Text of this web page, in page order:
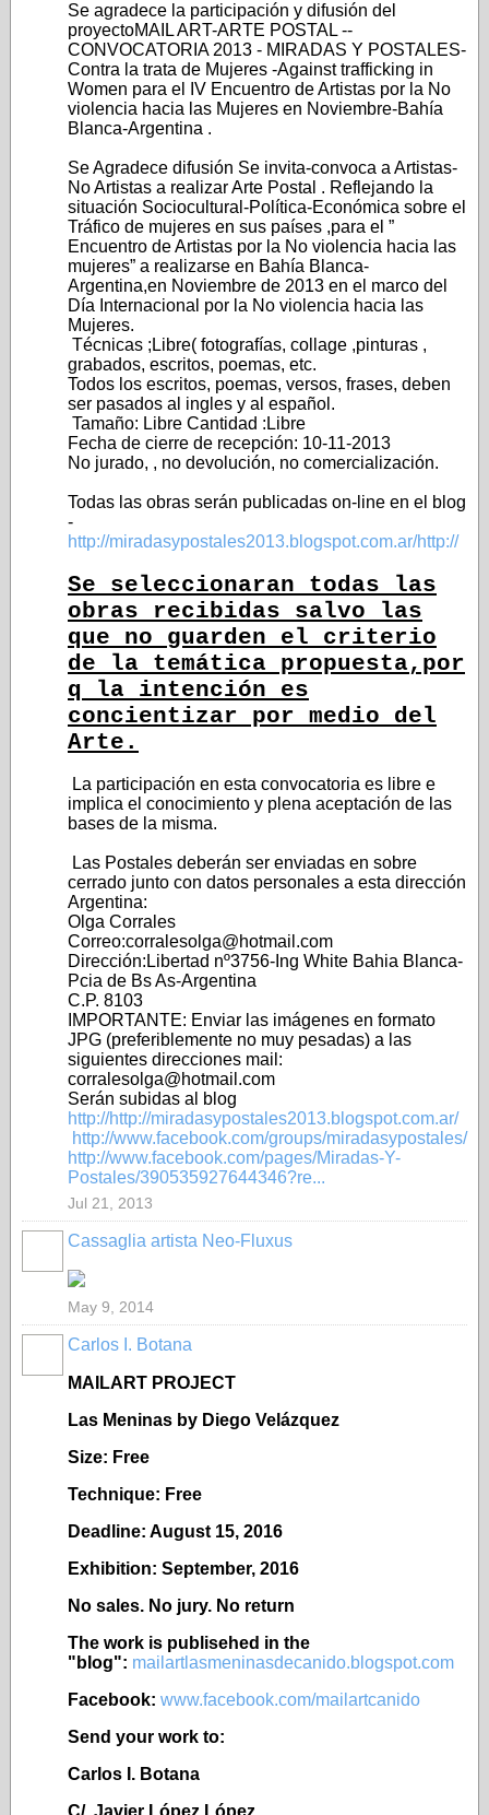
Se agradece la participación y difusión del
proyectoMAIL ART-ARTE POSTAL --
CONVOCATORIA 2013 - MIRADAS Y POSTALES-
Contra la trata de Mujeres -Against trafficking in
Women para el IV Encuentro de Artistas por la No
violencia hacia las Mujeres en Noviembre-Bahía
Blanca-Argentina .
Se Agradece difusión Se invita-convoca a Artistas-
No Artistas a realizar Arte Postal . Reflejando la
situación Sociocultural-Política-Económica sobre el
Tráfico de mujeres en sus países ,para el ”
Encuentro de Artistas por la No violencia hacia las
mujeres” a realizarse en Bahía Blanca-
Argentina,en Noviembre de 2013 en el marco del
Día Internacional por la No violencia hacia las
Mujeres.
Técnicas ;Libre( fotografías, collage ,pinturas ,
grabados, escritos, poemas, etc.
Todos los escritos, poemas, versos, frases, deben
ser pasados al ingles y al español.
Tamaño: Libre Cantidad :Libre
Fecha de cierre de recepción: 10-11-2013
No jurado, , no devolución, no comercialización.
Todas las obras serán publicadas on-line en el blog
-
http://miradasypostales2013.blogspot.com.ar/http://
Se seleccionaran todas las
obras recibidas salvo las
que no guarden el criterio
de la temática propuesta,por
q la intención es
concientizar por medio del
Arte.
La participación en esta convocatoria es libre e
implica el conocimiento y plena aceptación de las
bases de la misma.
Las Postales deberán ser enviadas en sobre
cerrado junto con datos personales a esta dirección
Argentina:
Olga Corrales
Correo:corralesolga@hotmail.com
Dirección:Libertad nº3756-Ing White Bahia Blanca-
Pcia de Bs As-Argentina
C.P. 8103
IMPORTANTE: Enviar las imágenes en formato
JPG (preferiblemente no muy pesadas) a las
siguientes direcciones mail:
corralesolga@hotmail.com
Serán subidas al blog
http://http://miradasypostales2013.blogspot.com.ar/
http://www.facebook.com/groups/miradasypostales/
http://www.facebook.com/pages/Miradas-Y-
Postales/390535927644346?re...
Jul 21, 2013
Cassaglia artista Neo-Fluxus
May 9, 2014
Carlos I. Botana
MAILART PROJECT
Las Meninas by Diego Vel ázquez
Size: Free
Technique: Free
Deadline: August 15, 2016
Exhibition: September, 2016
No sales. No jury. No return
The work is publisehed in the
"blog": mailartlasmeninasdecanido.blogspot.com
Facebook: www.facebook.com/mailartcanido
Send your work to:
Carlos I. Botana
C/. Javier López López